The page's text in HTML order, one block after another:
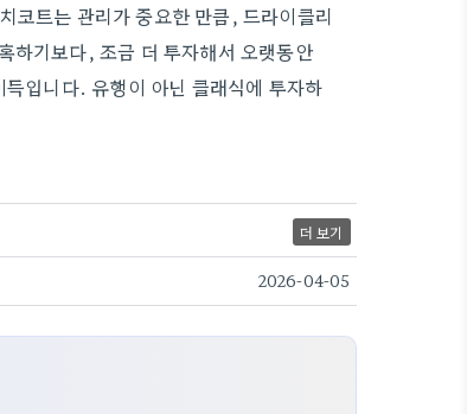
코트는 관리가 중요한 만큼, 드라이클리
하기보다, 조금 더 투자해서 오랫동안
입니다. 유행이 아닌 클래식에 투자하
더 보기
2026-04-05